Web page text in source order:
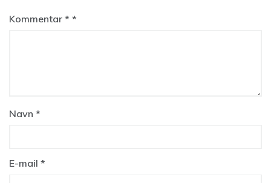
Kommentar *
Navn *
E-mail *